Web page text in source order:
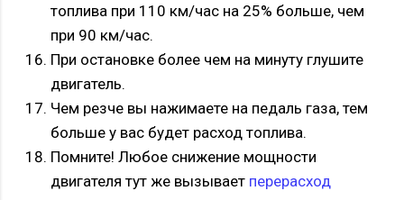
топлива при 110 км/час на 25% больше, чем
при 90 км/час.
При остановке более чем на минуту глушите
двигатель.
Чем резче вы нажимаете на педаль газа, тем
больше у вас будет расход топлива.
Помните! Любое снижение мощности
двигателя тут же вызывает перерасход